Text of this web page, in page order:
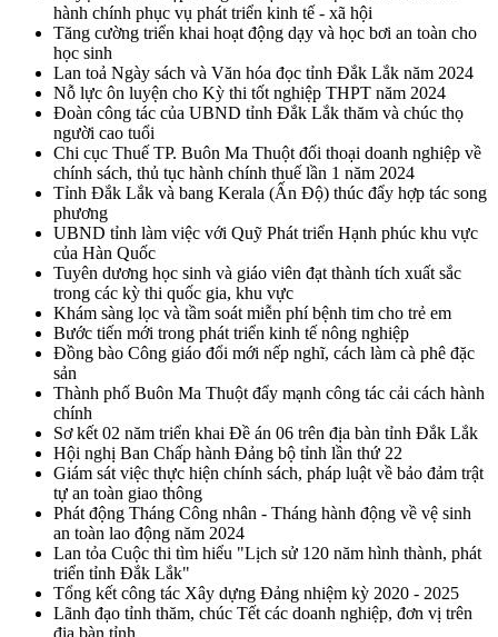
hành chính phục vụ phát triển kinh tế - xã hội
Tăng cường triển khai hoạt động dạy và học bơi an toàn cho
học sinh
Lan toả Ngày sách và Văn hóa đọc tỉnh Đắk Lắk năm 2024
Nỗ lực ôn luyện cho Kỳ thi tốt nghiệp THPT năm 2024
Đoàn công tác của UBND tỉnh Đắk Lắk thăm và chúc thọ
người cao tuổi
Chi cục Thuế TP. Buôn Ma Thuột đối thoại doanh nghiệp về
chính sách, thủ tục hành chính thuế lần 1 năm 2024
Tỉnh Đắk Lắk và bang Kerala (Ấn Độ) thúc đẩy hợp tác song
phương
UBND tỉnh làm việc với Quỹ Phát triển Hạnh phúc khu vực
của Hàn Quốc
Tuyên dương học sinh và giáo viên đạt thành tích xuất sắc
trong các kỳ thi quốc gia, khu vực
Khám sàng lọc và tầm soát miễn phí bệnh tim cho trẻ em
Bước tiến mới trong phát triển kinh tế nông nghiệp
Đồng bào Công giáo đổi mới nếp nghĩ, cách làm cà phê đặc
sản
Thành phố Buôn Ma Thuột đẩy mạnh công tác cải cách hành
chính
Sơ kết 02 năm triển khai Đề án 06 trên địa bàn tỉnh Đắk Lắk
Hội nghị Ban Chấp hành Đảng bộ tỉnh lần thứ 22
Giám sát việc thực hiện chính sách, pháp luật về bảo đảm trật
tự an toàn giao thông
Phát động Tháng Công nhân - Tháng hành động về vệ sinh
an toàn lao động năm 2024
Lan tỏa Cuộc thi tìm hiểu "Lịch sử 120 năm hình thành, phát
triển tỉnh Đắk Lắk"
Tổng kết công tác Xây dựng Đảng nhiệm kỳ 2020 - 2025
Lãnh đạo tỉnh thăm, chúc Tết các doanh nghiệp, đơn vị trên